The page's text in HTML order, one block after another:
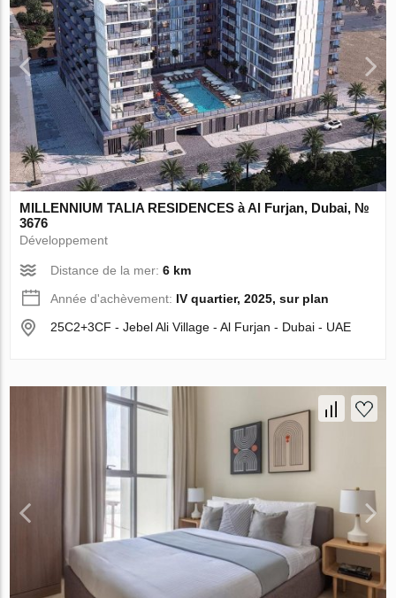
MILLENNIUM TALIA RESIDENCES à Al Furjan, Dubai, №
3676
Développement
Distance de la mer:6 km
Année d'achèvement: IV quartier, 2025, sur plan
25C2+3CF - Jebel Ali Village - Al Furjan - Dubai - UAE